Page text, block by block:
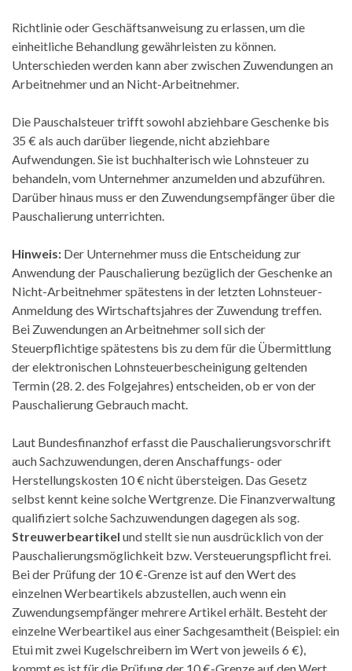
Richtlinie oder Geschäftsanweisung zu erlassen, um die
einheitliche Behandlung gewährleisten zu können.
Unterschieden werden kann aber zwischen Zuwendungen an
Arbeitnehmer und an Nicht-Arbeitnehmer.
Die Pauschalsteuer trifft sowohl abziehbare Geschenke bis
35 € als auch darüber liegende, nicht abziehbare
Aufwendungen. Sie ist buchhalterisch wie Lohnsteuer zu
behandeln, vom Unternehmer anzumelden und abzuführen.
Darüber hinaus muss er den Zuwendungsempfänger über die
Pauschalierung unterrichten.
Hinweis: Der Unternehmer muss die Entscheidung zur
Anwendung der Pauschalierung bezüglich der Geschenke an
Nicht-Arbeitnehmer spätestens in der letzten Lohnsteuer-
Anmeldung des Wirtschaftsjahres der Zuwendung treffen.
Bei Zuwendungen an Arbeitnehmer soll sich der
Steuerpflichtige spätestens bis zu dem für die Übermittlung
der elektronischen Lohnsteuerbescheinigung geltenden
Termin (28. 2. des Folgejahres) entscheiden, ob er von der
Pauschalierung Gebrauch macht.
Laut Bundesfinanzhof erfasst die Pauschalierungsvorschrift
auch Sachzuwendungen, deren Anschaffungs- oder
Herstellungskosten 10 € nicht übersteigen. Das Gesetz
selbst kennt keine solche Wertgrenze. Die Finanzverwaltung
qualifiziert solche Sachzuwendungen dagegen als sog.
Streuwerbeartikel und stellt sie nun ausdrücklich von der
Pauschalierungsmöglichkeit bzw. Versteuerungspflicht frei.
Bei der Prüfung der 10 €-Grenze ist auf den Wert des
einzelnen Werbeartikels abzustellen, auch wenn ein
Zuwendungsempfänger mehrere Artikel erhält. Besteht der
einzelne Werbeartikel aus einer Sachgesamtheit (Beispiel: ein
Etui mit zwei Kugelschreibern im Wert von jeweils 6 €),